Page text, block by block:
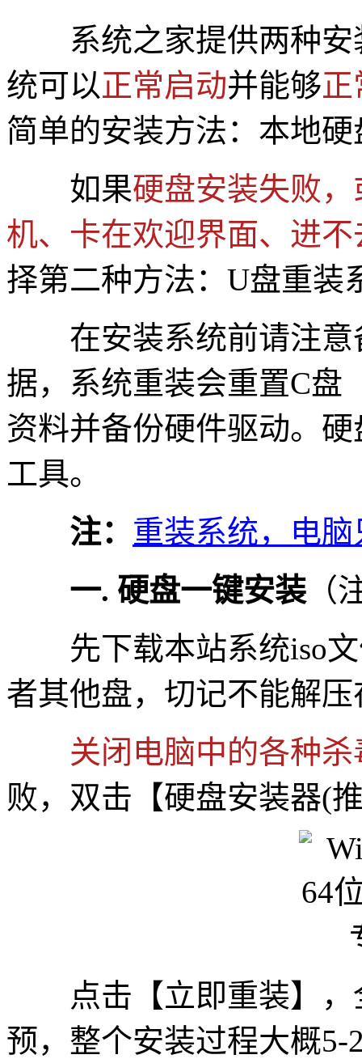
系统之家提供两种
统可以正常启动并能够正
简单的安装方法：本地
如果硬盘安装失败
机、卡在欢迎界面、进
择第二种方法：U盘重装
在安装系统前请注意
据，系统重装会重置C盘
资料并备份硬件驱动。
工具。
注： 重装系统，电
一. 硬盘一键安装 （
先下载本站系统iso文
者其他盘，切记不能解
关闭电脑中的各种
败，双击【硬盘安装器(
点击【立即重装】，
预，整个安装过程大概5-